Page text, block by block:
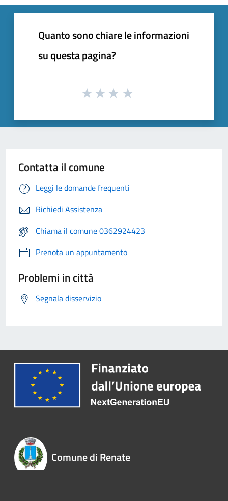
Quanto sono chiare le informazioni
su questa pagina?
Contatta il comune
Leggi le domande frequenti
Richiedi Assistenza
Chiama il comune 0362924423
Prenota un appuntamento
Problemi in città
Segnala disservizio
Comune di Renate